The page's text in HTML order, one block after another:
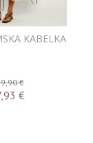
KABELKA
€
€